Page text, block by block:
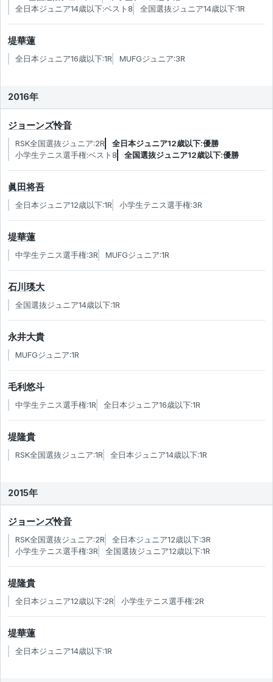
全日本ジュニア14歳以下:ベスト8
全国選抜ジュニア14歳以下:1R
堤華蓮
全日本ジュニア16歳以下:1R MUFGジュニア:3R
2016年
ジョーンズ怜音
RSK全国選抜ジュニア:2R
全日本ジュニア12歳以下:優勝
小学生テニス選手権:ベスト8
全国選抜ジュニア12歳以下:優勝
眞田将吾
全日本ジュニア12歳以下:1R 小学生テニス選手権:3R
堤華蓮
中学生テニス選手権:3R MUFGジュニア:1R
石川瑛大
全国選抜ジュニア14歳以下:1R
永井大貴
MUFGジュニア:1R
毛利悠斗
中学生テニス選手権:1R 全日本ジュニア16歳以下:1R
堤隆貴
RSK全国選抜ジュニア:1R 全日本ジュニア14歳以下:1R
2015年
ジョーンズ怜音
RSK全国選抜ジュニア:2R
全日本ジュニア12歳以下:3R
小学生テニス選手権:3R
全国選抜ジュニア12歳以下:1R
堤隆貴
全日本ジュニア12歳以下:2R 小学生テニス選手権:2R
堤華蓮
全日本ジュニア14歳以下:1R